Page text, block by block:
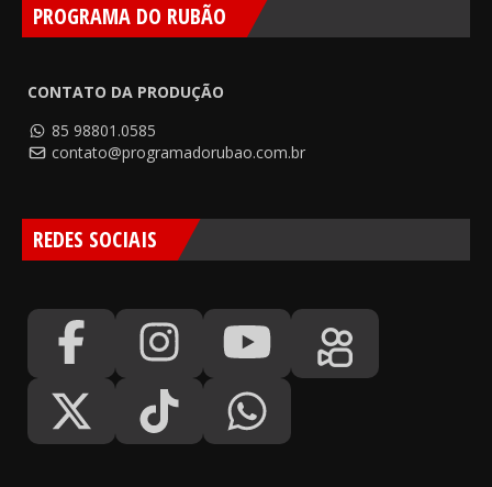
PROGRAMA DO RUBÃO
CONTATO DA PRODUÇÃO
85 98801.0585
contato@programadorubao.com.br
REDES SOCIAIS